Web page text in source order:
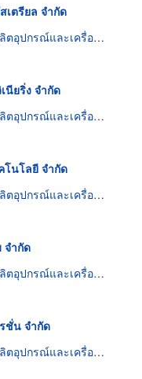
ตรียล จำกัด
กรณ์และเครื่องใช้กอล์ฟ
นียริ่ง จำกัด
กรณ์และเครื่องใช้กอล์ฟ
โนโลยี จำกัด
กรณ์และเครื่องใช้กอล์ฟ
จำกัด
กรณ์และเครื่องใช้กอล์ฟ
ชั่น จำกัด
กรณ์และเครื่องใช้กอล์ฟ